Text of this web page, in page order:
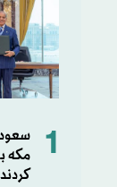
1
مکه
کردند